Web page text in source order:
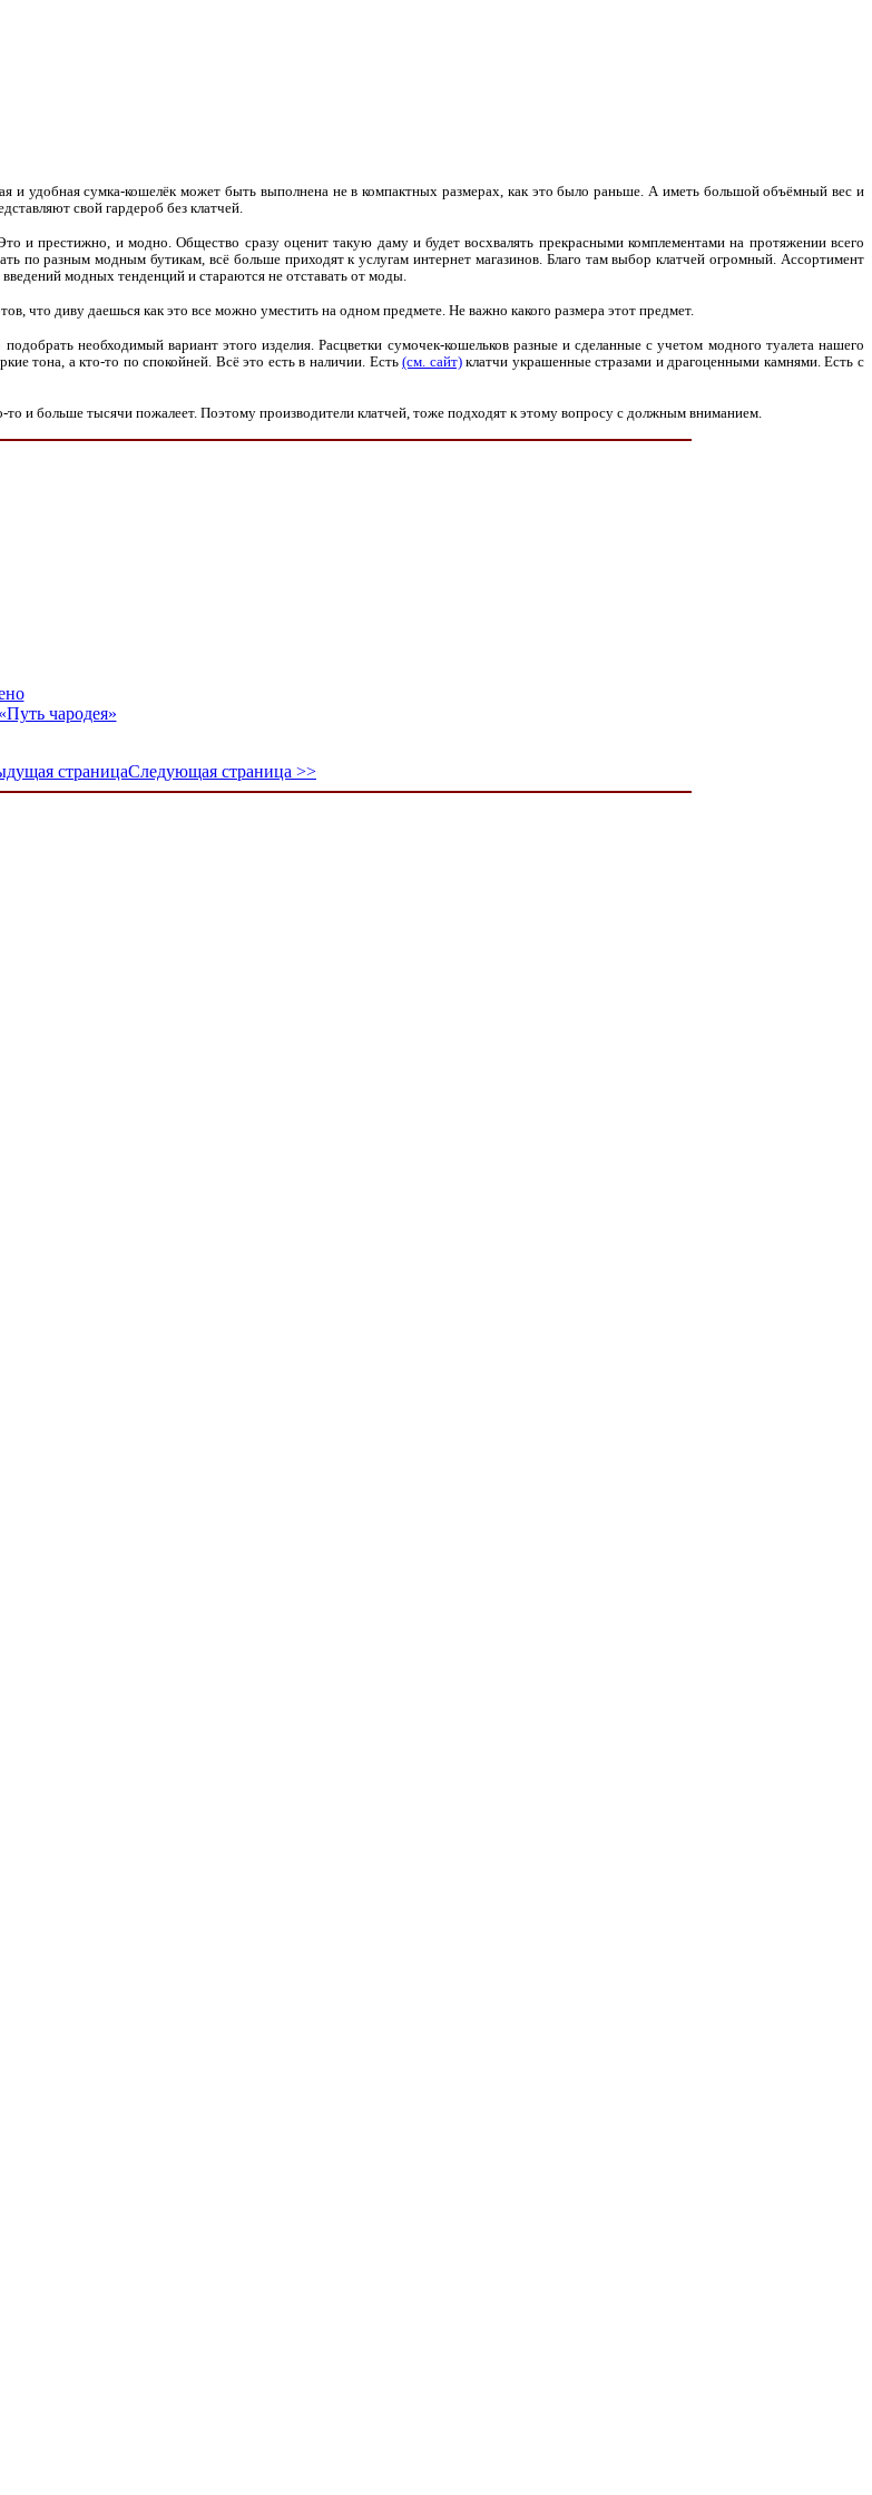
и удобная сумка-кошелёк может быть выполнена не в компактных размерах, как это было раньше. А иметь большой объёмный вес и
свой гардероб без клатчей.
и престижно, и модно. Общество сразу оценит такую даму и будет восхвалять прекрасными комплементами на протяжении всего
по разным модным бутикам, всё больше приходят к услугам интернет магазинов. Благо там выбор клатчей огромный. Ассортимент
модных тенденций и стараются не отставать от моды.
что диву даешься как это все можно уместить на одном предмете. Не важно какого размера этот предмет.
необходимый вариант этого изделия. Расцветки сумочек-кошельков разные и сделанные с учетом модного туалета нашего
тона, а кто-то по спокойней. Всё это есть в наличии. Есть(см. сайт)клатчи украшенные стразами и драгоценными камнями. Есть с
и больше тысячи пожалеет. Поэтому производители клатчей, тоже подходят к этому вопросу с должным вниманием.
чародея»
страницаСледующая страница >>